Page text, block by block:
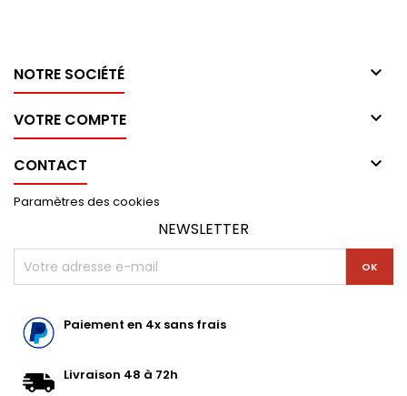
NOTRE SOCIÉTÉ 
VOTRE COMPTE 
CONTACT 
Paramètres des cookies
NEWSLETTER
Paiement en 4x sans frais
Livraison 48 à 72h